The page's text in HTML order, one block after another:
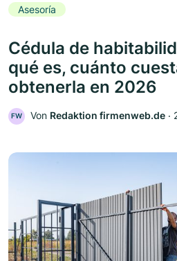
Asesoría
Cédula de
qué es, cuánto
obtenerla en 2026
FW Von Redaktion firmenweb.de ‧